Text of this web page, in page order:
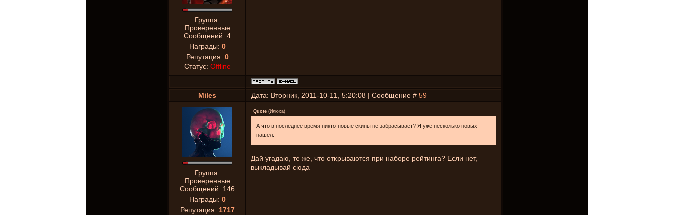
Группа:
Проверенные
Сообщений: 4
Награды: 0
Репутация: 0
Статус: Offline
Miles Дата: Вторник, 2011-10-11, 5:20:08 | Сообщение # 59
Группа:
Проверенные
Сообщений: 146
Награды: 0
Репутация: 1717
Quote (Илюха)
А что в последнее время никто новые скины не забрасывает? Я уже несколько новых
нашёл.
Дай угадаю, те же, что открываются при наборе рейтинга? Если нет,
выкладывай сюда